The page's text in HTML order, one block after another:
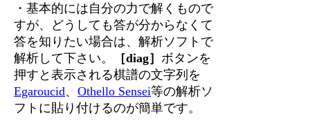
・基本的には自分の力で解くもので
すが、どうしても答が分からなくて
答を知りたい場合は、解析ソフトで
解析して下さい。
［diag］ ボタンを
押すと表示される棋譜の文字列を
Egaroucid、Othello Sensei等の解析ソ
フトに貼り付けるのが簡単です。